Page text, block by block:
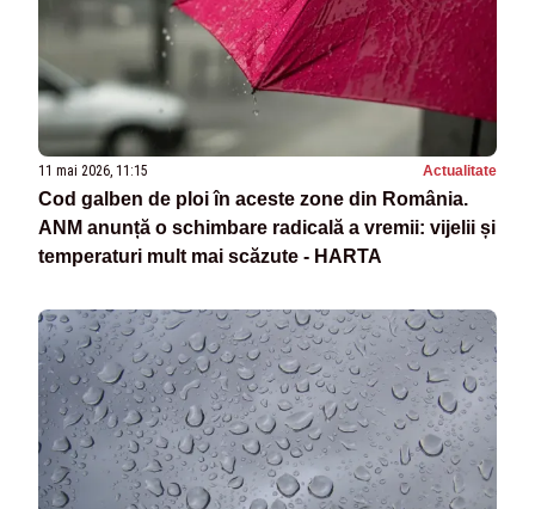
11 mai 2026, 11:15 Actualitate
Cod galben de ploi în aceste zone din România.
ANM anunță o schimbare radicală a vremii: vijelii și
temperaturi mult mai scăzute - HARTA